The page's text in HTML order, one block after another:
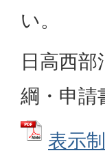
い。
日高西
綱・申請
表示